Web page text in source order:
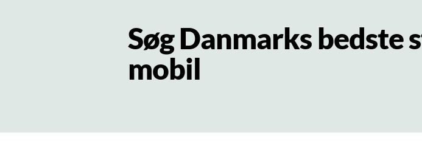
Søg Danmarks bedste
mobil